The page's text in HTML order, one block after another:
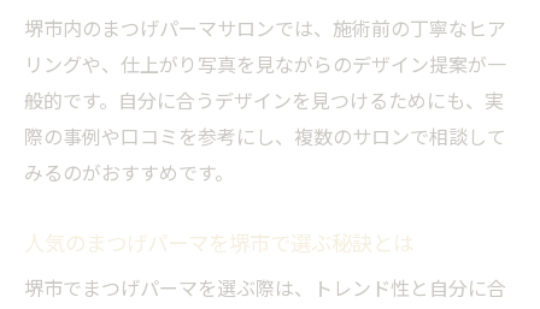
力
骨格や目元に合うまつげパーマを堺市で体
験
堺市で似合わせ重視のまつげパーマが選ば
れる理由
堺市のまつげパーマで自分らしさを引き出
す方法
堺市内のまつげパーマサロンでは、施術前の丁寧なヒア
リングや、仕上がり写真を見ながらのデザイン提案が一
般的です。自分に合うデザインを見つけるためにも、実
際の事例や口コミを参考にし、複数のサロンで相談して
みるのがおすすめです。
人気のまつげパーマを堺市で選ぶ秘訣とは
堺市でまつげパーマを選ぶ際は、トレンド性と自分に合